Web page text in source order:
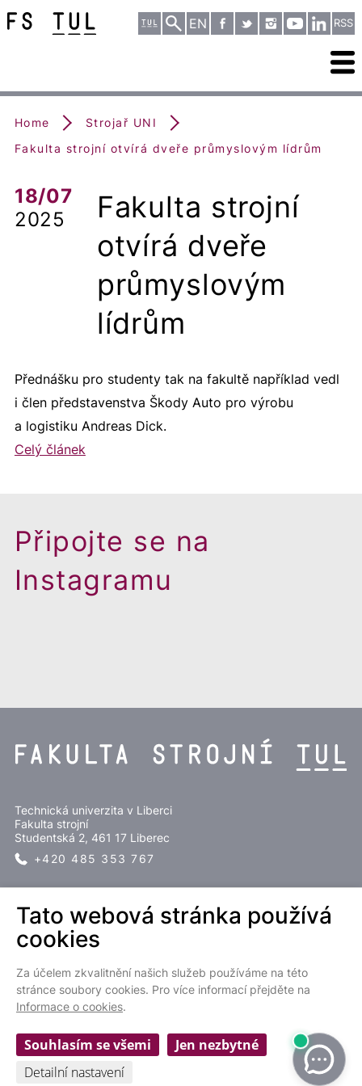
EN RSS
Home
Strojař UNI
Fakulta strojní otvírá dveře průmyslovým lídrům
18/07
2025
Fakulta strojní
otvírá dveře
průmyslovým
lídrům
Přednášku pro studenty tak na fakultě například vedl
i člen představenstva Škody Auto pro výrobu
a logistiku Andreas Dick.
Celý článek
Připojte se na
Instagramu
Technická univerzita v Liberci
Fakulta strojní
Studentská 2, 461 17 Liberec
+420 485 353 767
EN
Cookies settings
Ochrana osobních údajů
| © 2022
Tato webová stránka používá
cookies
Za účelem zkvalitnění našich služeb používáme na této
stránce soubory cookies. Pro více informací přejděte na
Informace o cookies.
Souhlasím se všemi
Jen nezbytné
Detailní nastavení